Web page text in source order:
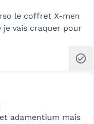
le coffret X-men
vais craquer pour
check_circle
adamentium mais